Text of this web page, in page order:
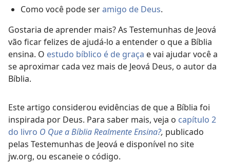
Como você pode seramigo de Deus.
Gostaria de aprender mais? As Testemunhas de Jeová
vão ficar felizes de ajudá-lo a entender o que a Bíblia
ensina. O estudo bíblico é de graça e vai ajudar você a
se aproximar cada vez mais de Jeová Deus, o autor da
Bíblia.
Este artigo considerou evidências de que a Bíblia foi
inspirada por Deus. Para saber mais, veja o capítulo 2
do livro O Que a Bíblia Realmente Ensina?, publicado
pelas Testemunhas de Jeová e disponível no site
jw.org, ou escaneie o código.